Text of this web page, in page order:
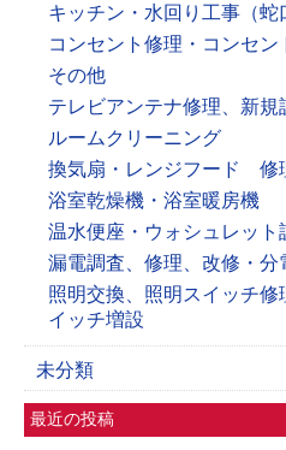
キッチン・水回り工事（蛇
コンセント修理・コンセ
その他
テレビアンテナ修理、新規
ルームクリーニング
換気扇・レンジフード 修
浴室乾燥機・浴室暖房機
温水便座・ウォシュレット
漏電調査、修理、改修・分
照明交換、照明スイッチ
イッチ増設
未分類
最近の投稿